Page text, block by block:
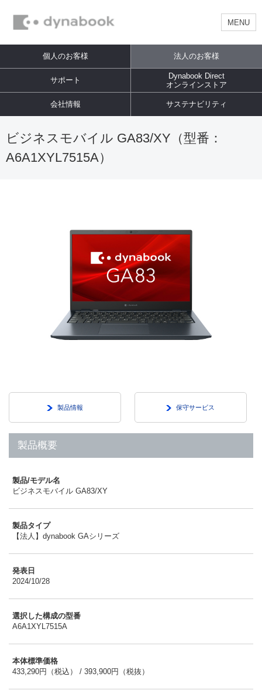
MENU
個人のお客様 法人のお客様
サポート
Dynabook Direct
オンラインストア
会社情報 サステナビリティ
ビジネスモバイル GA83/XY（型番：
A6A1XYL7515A）
製品情報 保守サービス
製品概要
製品/モデル名
ビジネスモバイル GA83/XY
製品タイプ
【法人】dynabook GAシリーズ
発表日
2024/10/28
選択した構成の型番
A6A1XYL7515A
本体標準価格
433,290円（税込） / 393,900円（税抜）